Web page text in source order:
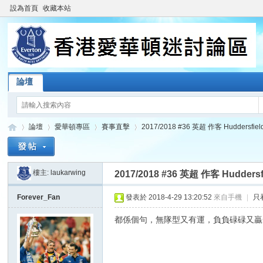
設為首頁 收藏本站
論壇
»
論壇
›
愛華頓專區 賽事直擊
›
2017/2018 #36 英超 作客
樓主: laukarwing 2017/2018 #36 英超 作客
Forever_Fan 發表於 2018-4-29 13:20:52 來自手機 只
都係個句，無隊型又有運，負負碌碌又